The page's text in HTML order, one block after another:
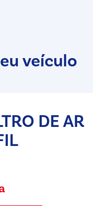
veículo
DE AR